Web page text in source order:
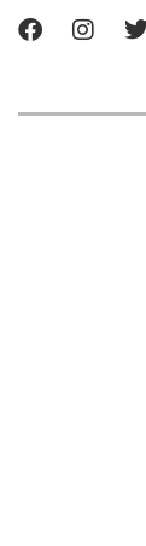
Home